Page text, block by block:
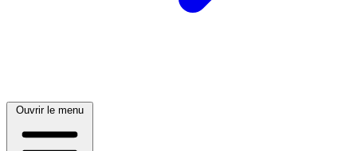
Ouvrir le menu